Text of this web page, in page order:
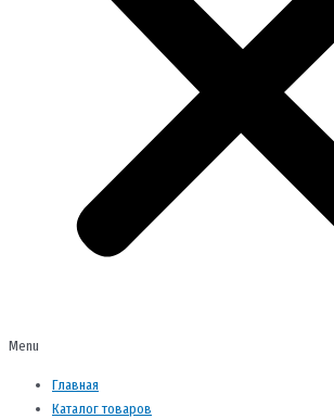
Menu
Главная
Каталог товаров